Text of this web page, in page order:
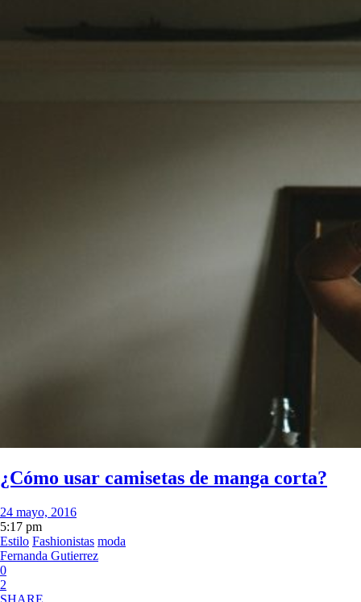
¿Cómo usar camisetas de manga corta?
24 mayo, 2016
5:17 pm
Estilo Fashionistas moda
Fernanda Gutierrez
0
2
SHARE